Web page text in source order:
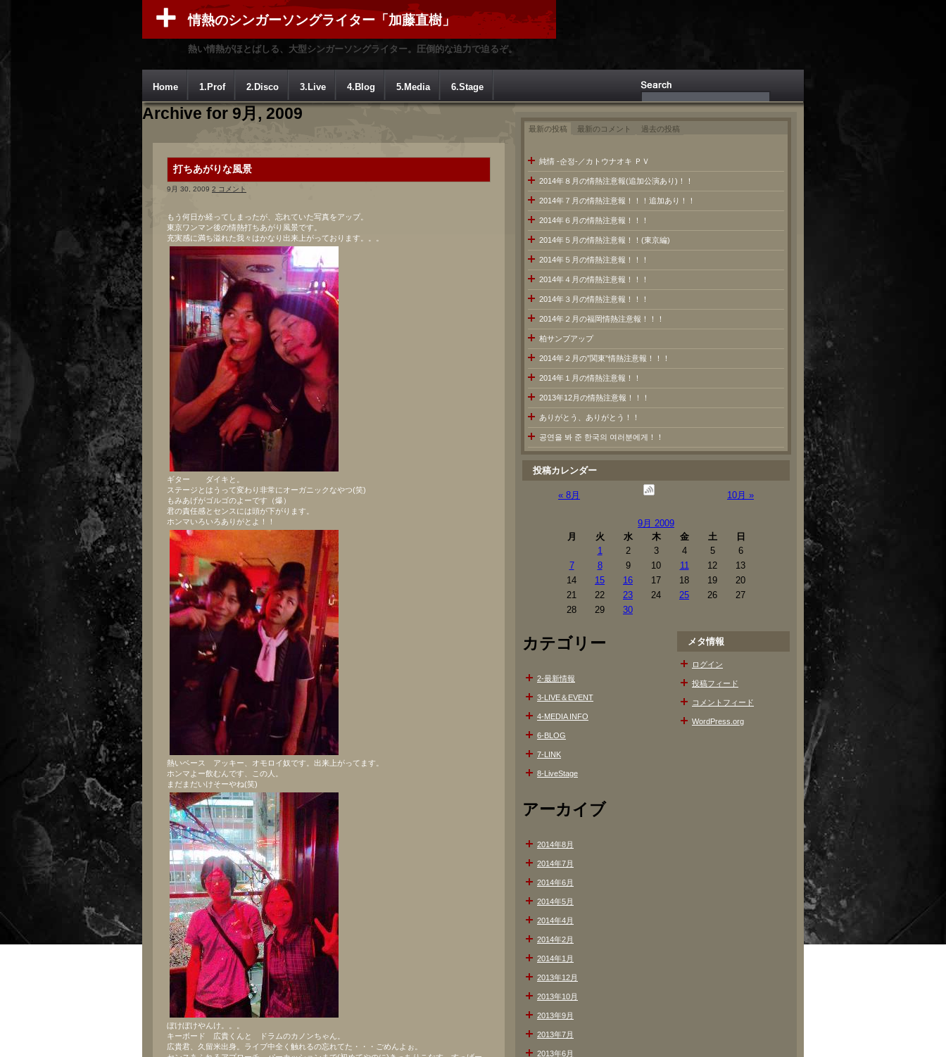
情熱のシンガーソングライター「加藤直樹」
熱い情熱がほとばしる、大型シンガーソングライター。圧倒的な迫力で迫るぞ。
Home 1.Prof 2.Disco 3.Live 4.Blog 5.Media 6.Stage
Archive for 9月, 2009
打ちあがりな風景
9月 30, 2009 2 コメント
もう何日か経ってしまったが、忘れていた写真をアップ。
東京ワンマン後の情熱打ちあがり風景です。
充実感に満ち溢れた我々はかなり出来上がっております。。。
ギター ダイキと。
ステージとはうって変わり非常にオーガニックなやつ(笑)
もみあげがゴルゴのよーです（爆）
君の責任感とセンスには頭が下がります。
ホンマいろいろありがとよ！！
熱いベース アッキー、オモロイ奴です。出来上がってます。
ホンマよー飲むんです、この人。
まだまだいけそーやね(笑)
ぼけぼけやんけ。。。
キーボード 広貴くんと ドラムのカノンちゃん。
広貴君、久留米出身。ライブ中全く触れるの忘れてた・・・ごめんよぉ。
最新の投稿 最新のコメント 過去の投稿
純情 -순정-／カトウナオキ ＰＶ
2014年８月の情熱注意報(追加公演あり)！！
2014年７月の情熱注意報！！！追加あり！！
2014年６月の情熱注意報！！！
2014年５月の情熱注意報！！(東京編)
2014年５月の情熱注意報！！！
2014年４月の情熱注意報！！！
2014年３月の情熱注意報！！！
2014年２月の福岡情熱注意報！！！
柏サンブアップ
2014年２月の”関東”情熱注意報！！！
2014年１月の情熱注意報！！
2013年12月の情熱注意報！！！
ありがとう、ありがとう！！
공연을 봐 준 한국의 여러분에게！！
投稿カレンダー
« 8月 10月 »
9月 2009
月
火 水 木 金 土
日
1
2 3 4 5
6
7
8 9 10 11 12
13
14
15 16 17 18 19
20
21
22 23 24 25 26
27
28
29 30
カテゴリー
2-最新情報
3-LIVE＆EVENT
4-MEDIA INFO
6-BLOG
7-LINK
8-LiveStage
アーカイブ
2014年8月
2014年7月
2014年6月
2014年5月
2014年4月
2014年2月
2014年1月
2013年12月
2013年10月
2013年9月
2013年7月
2013年6月
メタ情報
ログイン
投稿フィード
コメントフィード
WordPress.org